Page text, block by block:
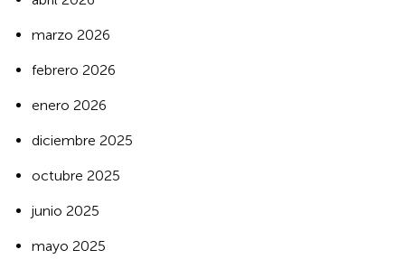
marzo 2026
febrero 2026
enero 2026
diciembre 2025
octubre 2025
junio 2025
mayo 2025